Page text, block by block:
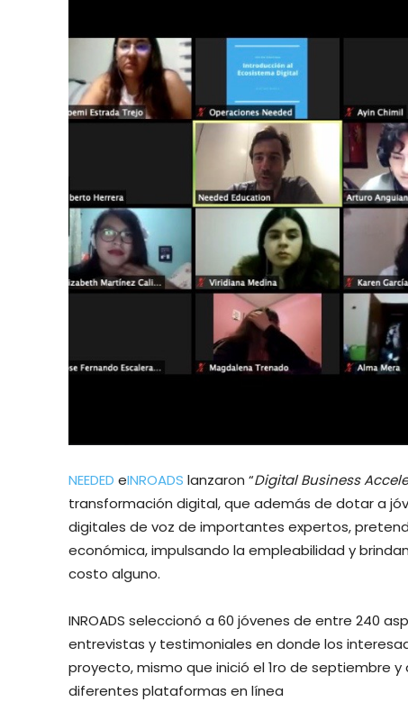
NEEDED eINROADS lanzaron “Digital Business
transformación digital, que además de dotar a
digitales de voz de importantes expertos,
económica, impulsando la empleabilidad y
costo alguno.
INROADS seleccionó a 60 jóvenes de entre 240
entrevistas y testimoniales en donde los
proyecto, mismo que inició el 1ro de septiembre
diferentes plataformas en línea